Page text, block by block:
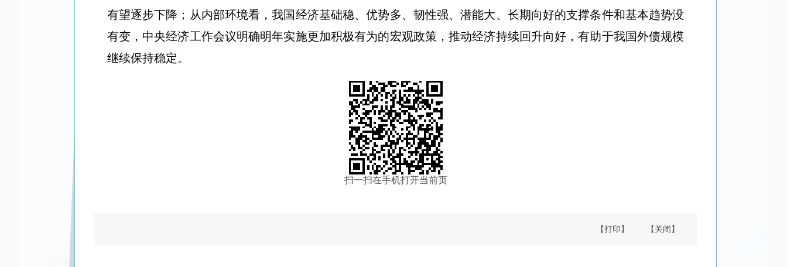
有望逐步下降；从内部环境看，我国经济基础稳、优势多、韧性强、潜能大、长期向好的支撑条件和基本趋势没
有变，中央经济工作会议明确明年实施更加积极有为的宏观政策，推动经济持续回升向好，有助于我国外债规模
继续保持稳定。
扫一扫在手机打开当前页
【打印】 【关闭】